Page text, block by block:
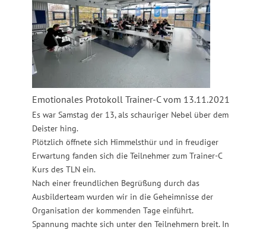
Emotionales Protokoll Trainer-C vom 13.11.2021
Es war Samstag der 13, als schauriger Nebel über dem
Deister hing.
Plötzlich öffnete sich Himmelsthür und in freudiger
Erwartung fanden sich die Teilnehmer zum Trainer-C
Kurs des TLN ein.
Nach einer freundlichen Begrüßung durch das
Ausbilderteam wurden wir in die Geheimnisse der
Organisation der kommenden Tage einführt.
Spannung machte sich unter den Teilnehmern breit. In